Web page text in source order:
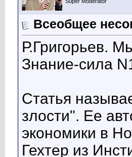
Всеобщее
Р.Григорьев.
Знание-сила
Статья
злости". Ее
экономики в
Гехтер из